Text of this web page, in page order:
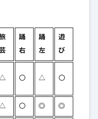
踊
右
踊
左
遊
び
〇 △ 〇
〇 ◎ ◎